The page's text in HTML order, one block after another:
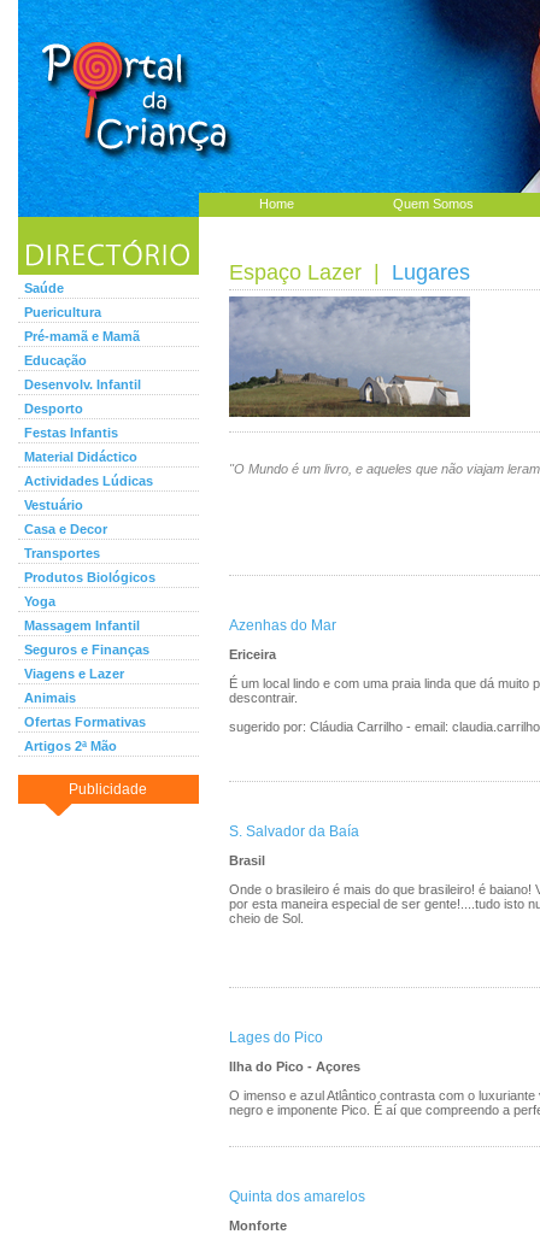
Home Quem Somos
Saúde
Puericultura
Pré-mamã e Mamã
Educação
Desenvolv. Infantil
Desporto
Festas Infantis
Material Didáctico
Actividades Lúdicas
Vestuário
Casa e Decor
Transportes
Produtos Biológicos
Yoga
Massagem Infantil
Seguros e Finanças
Viagens e Lazer
Animais
Ofertas Formativas
Artigos 2ª Mão
Publicidade
Espaço Lazer Lugares
"O Mundo é um livro, e aqueles que não viajam
Azenhas do Mar
Ericeira
É um local lindo e com uma praia linda que dá muito
descontrair.
sugerido por: Cláudia Carrilho - email:
S. Salvador da Baía
Brasil
Onde o brasileiro é mais do que brasileiro! é baiano!
por esta maneira especial de ser gente!....tudo isto
cheio de Sol.
Lages do Pico
Ilha do Pico - Açores
O imenso e azul Atlântico contrasta com o
negro e imponente Pico. É aí que compreendo a
Quinta dos amarelos
Monforte